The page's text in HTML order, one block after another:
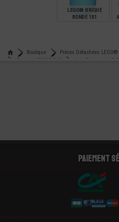
LEGO® BRIQUE
RONDE 1X1
Boutique
Pièces Détachées LEGO®
Briques LEGO® 1x2
Lego® brique 1x2x3
Paiement